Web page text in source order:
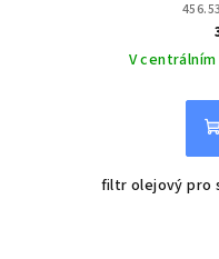
V
filtr olejový pro